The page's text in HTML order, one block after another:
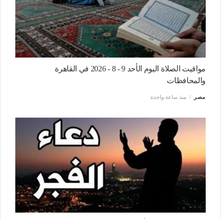
مواقيت الصلاة اليوم الأحد 9 - 8 - 2026 في القاهرة
والمحافظات
مصر منذ ساعة واحدة